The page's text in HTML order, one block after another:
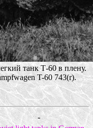
танк Т-60 в плену.
T-60 743(r).
-